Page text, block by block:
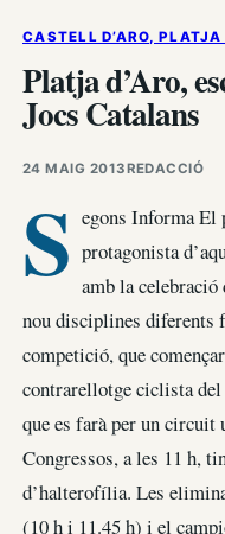
CASTELL D’ARO, PLATJA
Platja d’Aro,
Jocs Catalans
24 MAIG 2013REDACCIÓ
S egons Informa El
protagonista
amb la celebració
nou disciplines diferents
competició, que
contrarellotge ciclista del
que es farà per un circuit
Congressos, a les 11 h,
d’halterofília. Les
(10 h i 11.45 h) i el